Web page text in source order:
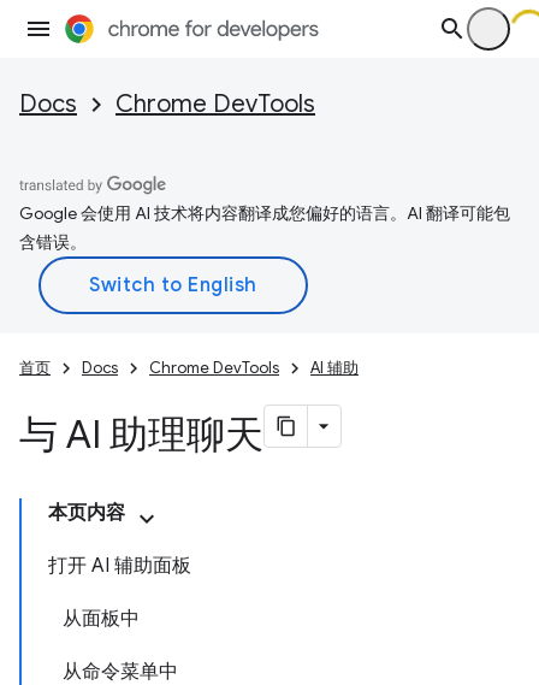
Docs Chrome DevTools
Google 会使用 AI 技术将内容翻译成您偏好的语言。AI 翻译可能包
含错误。
首页 Docs Chrome DevTools AI 辅助
与 AI 助理聊天
本页内容
打开 AI 辅助面板
从面板中
从命令菜单中